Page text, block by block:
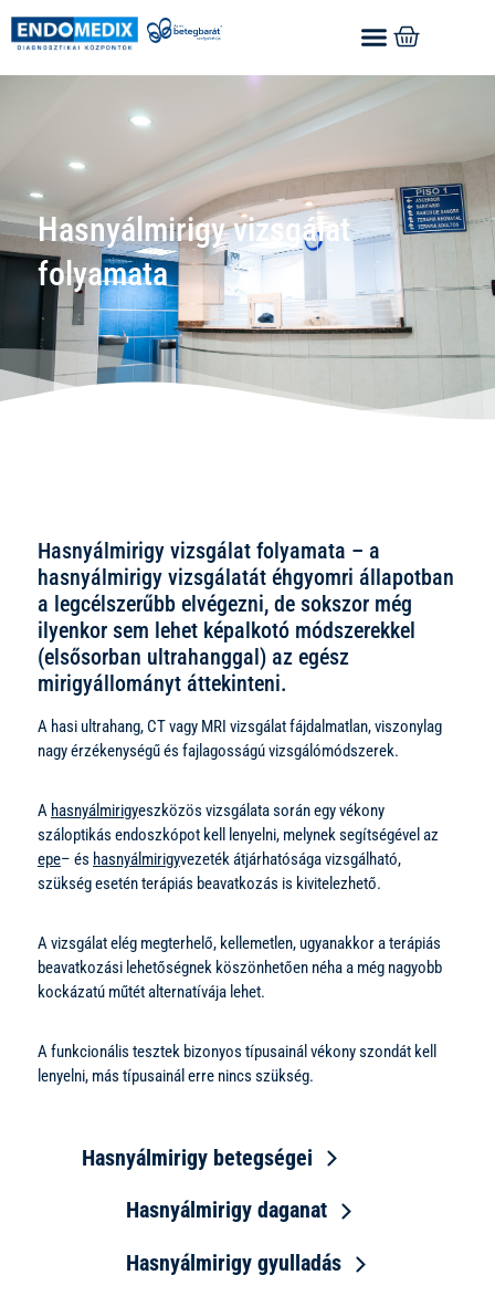
Hasnyálmirigy vizsgálat
folyamata
Hasnyálmirigy vizsgálat folyamata – a
hasnyálmirigy vizsgálatát éhgyomri állapotban
a legcélszerűbb elvégezni, de sokszor még
ilyenkor sem lehet képalkotó módszerekkel
(elsősorban ultrahanggal) az egész
mirigyállományt áttekinteni.
A hasi ultrahang, CT vagy MRI vizsgálat fájdalmatlan, viszonylag
nagy érzékenységű és fajlagosságú vizsgálómódszerek.
A hasnyálmirigyeszközös vizsgálata során egy vékony
száloptikás endoszkópot kell lenyelni, melynek segítségével az
epe– és hasnyálmirigyvezeték átjárhatósága vizsgálható,
szükség esetén terápiás beavatkozás is kivitelezhető.
A vizsgálat elég megterhelő, kellemetlen, ugyanakkor a terápiás
beavatkozási lehetőségnek köszönhetően néha a még nagyobb
kockázatú műtét alternatívája lehet.
A funkcionális tesztek bizonyos típusainál vékony szondát kell
lenyelni, más típusainál erre nincs szükség.
Hasnyálmirigy betegségei
Hasnyálmirigy daganat
Hasnyálmirigy gyulladás